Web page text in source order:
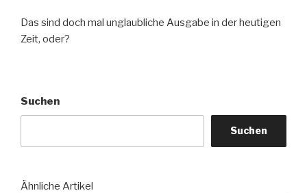
Das sind doch mal unglaubliche Ausgabe in der heutigen
Zeit, oder?
Suchen
Suchen
Ähnliche Artikel